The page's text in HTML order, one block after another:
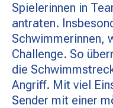
Spielerinnen in
antraten.
Schwimmerinnen,
Challenge. So
die
Angriff. Mit viel
Sender mit einer